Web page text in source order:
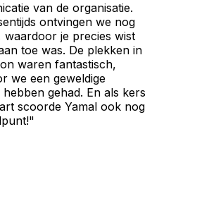
van de organisatie.
ontvingen we nog
waardoor je precies wist
toe was. De plekken in
waren fantastisch,
we een geweldige
gehad. En als kers
scoorde Yamal ook nog